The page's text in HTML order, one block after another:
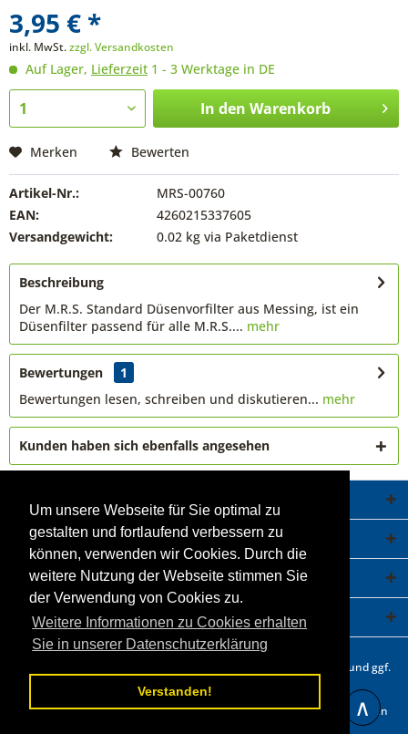
Um unsere Webseite für Sie optimal zu
gestalten und fortlaufend verbessern zu
können, verwenden wir Cookies. Durch die
weitere Nutzung der Webseite stimmen Sie
der Verwendung von Cookies zu.
Weitere Informationen zu Cookies erhalten
Sie in unserer Datenschutzerklärung
Verstanden!
3,95 € *
inkl. MwSt.zzgl. Versandkosten
Auf Lager, Lieferzeit 1 - 3 Werktage in DE
In den Warenkorb
Merken Bewerten
Artikel-Nr.:
MRS-00760
EAN:
4260215337605
Versandgewicht:
0.02 kg via Paketdienst
Beschreibung
Der M.R.S. Standard Düsenvorfilter aus Messing, ist ein
Düsenfilter passend für alle M.R.S.... mehr
Bewertungen
1
Bewertungen lesen, schreiben und diskutieren... mehr
Kunden haben sich ebenfalls angesehen
Service Hotline
Shop Service
Informationen
Newsletter
und ggf.
Nachnahmegebühren, wenn nicht anders beschrieben.
Statt- und durchgestrichene Preisangaben beziehen sich auf unseren
∧